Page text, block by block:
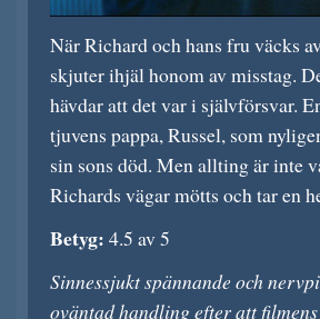
När Richard och hans fru väcks
skjuter ihjäl honom av misstag.
hävdar att det var i självförsvar.
tjuvens pappa, Russel, som
sin sons död. Men allting är inte
Richards vägar mötts och tar en
Betyg: 4.5 av 5
Sinnessjukt spännande och
oväntad handling efter att